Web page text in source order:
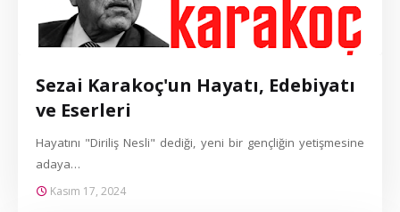
Sezai Karakoç'un Hayatı, Edebiyatı
ve Eserleri
Hayatını "Diriliş Nesli" dediği, yeni bir gençliğin yetişmesine
adaya…
Kasım 17, 2024